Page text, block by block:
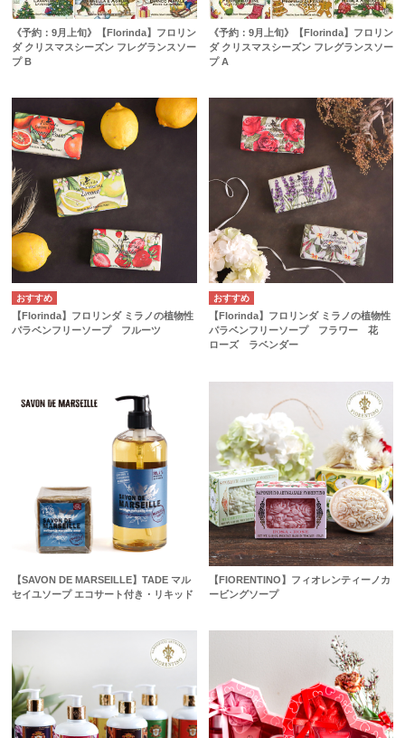
《予約：9月上旬》【Florinda】フロリン
ダ クリスマスシーズン フレグランスソー
プ B
《予約：9月上旬》【Florinda】フロリン
ダ クリスマスシーズン フレグランスソー
プ A
【Florinda】フロリンダ ミラノの植物性
パラベンフリーソープ フルーツ
【Florinda】フロリンダ ミラノの植物性
パラベンフリーソープ フラワー 花
ローズ ラベンダー
【SAVON DE MARSEILLE】TADE マル
セイユソープ エコサート付き・リキッド
【FIORENTINO】フィオレンティーノカ
ービングソープ